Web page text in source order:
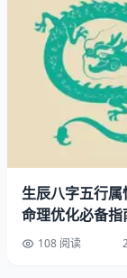
上午9点
夏至6月22日幸运
幸运色彩：赤金
生辰八字五行属
命理优化必备指
108 阅读